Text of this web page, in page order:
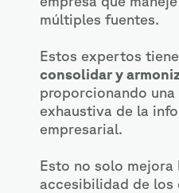
múltiples fuentes.
Estos expertos
consolidar y
proporcionando
exhaustiva de la
empresarial.
Esto no solo mejora
accesibilidad de los